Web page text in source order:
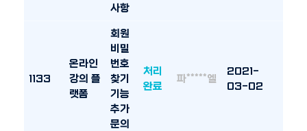
사항
1133
온라인
강의 플
랫폼
회원
비밀
번호
찾기
기능
추가
문의
처리
완료
파*****엘
2021-
03-02